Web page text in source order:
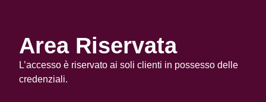
Area Riservata
L’accesso è riservato ai soli clienti in possesso delle
credenziali.